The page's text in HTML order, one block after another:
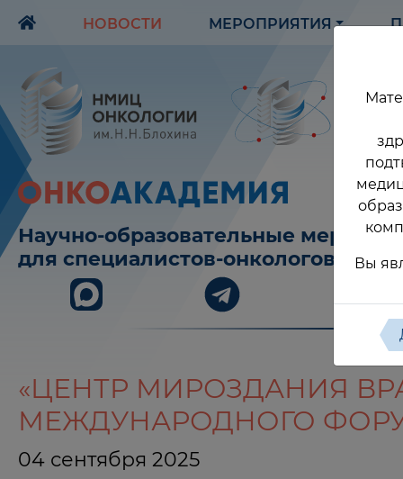
Вы
НОВОСТИ МЕРОПРИЯТИЯ
Научно-образовательные
для специалистов-онкологов
«ЦЕНТР МИРОЗДАНИЯ
МЕЖДУНАРОДНОГО
04 сентября 2025